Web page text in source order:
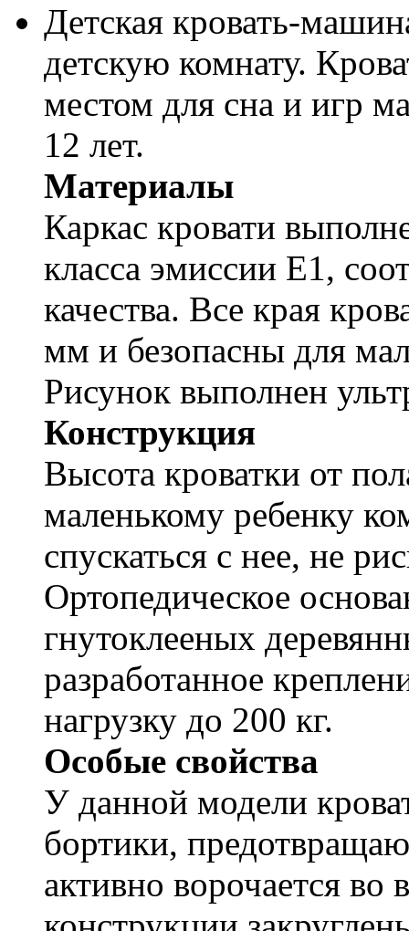
Детская кровать-
детскую комнату.
местом для сна и игр
12 лет.
Материалы
Каркас кровати
класса эмиссии Е1,
качества. Все края
мм и безопасны для
Рисунок выполнен
Конструкция
Высота кроватки от
маленькому ребенку
спускаться с нее, не
Ортопедическое
гнутоклееных
разработанное
нагрузку до 200 кг.
Особые свойства
У данной модели
бортики,
активно ворочается во